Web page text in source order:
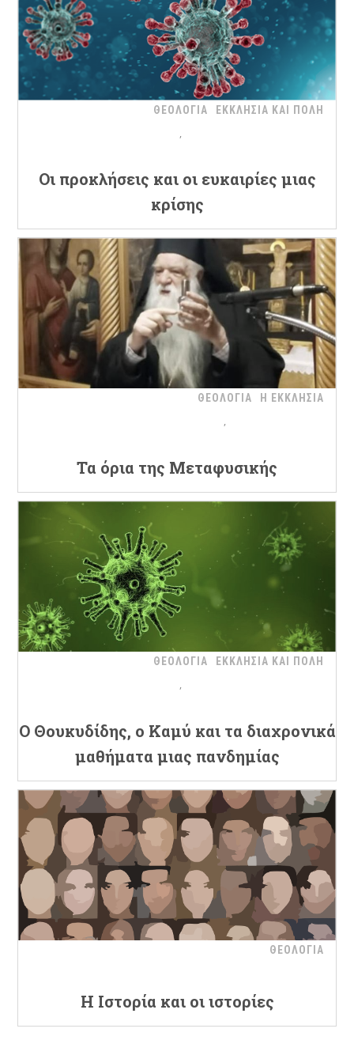
ΘΕΟΛΟΓΙΑ ΕΚΚΛΗΣΙΑ ΚΑΙ ΠΟΛΗ
Oι προκλήσεις και οι ευκαιρίες μιας
κρίσης
ΘΕΟΛΟΓΙΑ Η ΕΚΚΛΗΣΙΑ
Τα όρια της Μεταφυσικής
ΘΕΟΛΟΓΙΑ ΕΚΚΛΗΣΙΑ ΚΑΙ ΠΟΛΗ
Ο Θουκυδίδης, ο Καμύ και τα διαχρονικά
μαθήματα μιας πανδημίας
ΘΕΟΛΟΓΙΑ
Η Ιστορία και οι ιστορίες